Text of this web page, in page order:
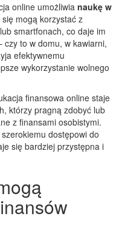
online umożliwianaukę w
mogą korzystać z
smartfonach, co daje im
czy to w domu, w kawiarni,
efektywnemu
wykorzystanie wolnego
finansowa online staje
którzy pragną zdobyć lub
z finansami osobistymi.
dostępowi do
się bardziej przystępna i